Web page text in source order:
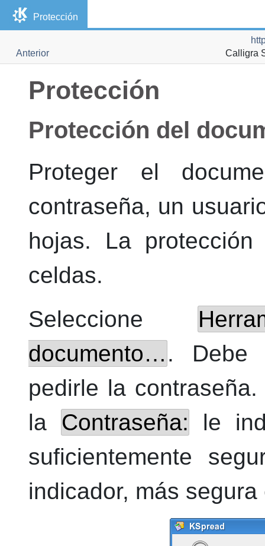
Protección
Anterior
Calligra
Protección
Protección del
Proteger el
contraseña, un
hojas. La
celdas.
Seleccione
documento… . Debe
pedirle la
la Contraseña: le
suficientemente
indicador, más